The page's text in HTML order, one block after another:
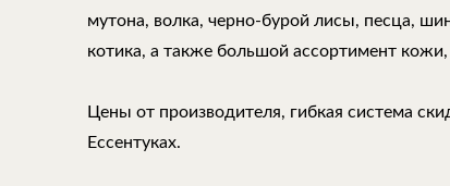
мутона, волка, черно-бурой лисы, песца,
котика, а также большой ассортимент
Цены от производителя, гибкая система
Ессентуках.